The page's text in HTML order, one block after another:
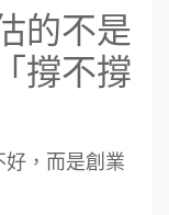
的不是
撐不撐
，而是創業